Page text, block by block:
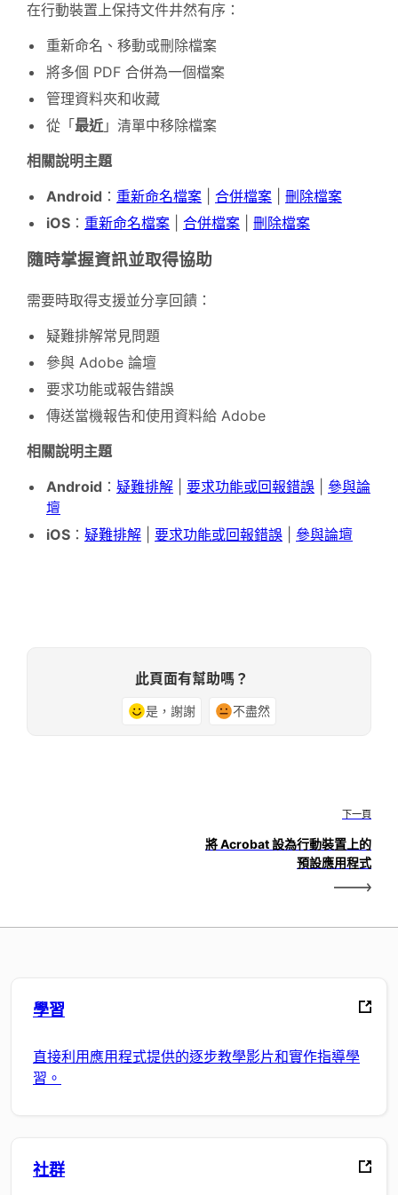
在行動裝置上保持文件井然有序：
重新命名、移動或刪除檔案
將多個 PDF 合併為一個檔案
管理資料夾和收藏
從「最近 」清單中移除檔案
相關說明主題
Android ： 重新命名檔案 合併檔案
刪除檔案
iOS ： 重新命名檔案 合併檔案 刪除檔案
隨時掌握資訊並取得協助
需要時取得支援並分享回饋：
疑難排解常見問題
參與 Adobe 論壇
要求功能或報告錯誤
傳送當機報告和使用資料給 Adobe
相關說明主題
Android ： 疑難排解 要求功能或回報錯誤
參與論
壇
iOS ： 疑難排解 要求功能或回報錯誤 參與論壇
此頁面有幫助嗎？
是，謝謝 不盡然
下一頁
將 Acrobat 設為行動裝置上的
預設應用程式
學習
直接利用應用程式提供的逐步教學影片和實作指導學
習。
社群